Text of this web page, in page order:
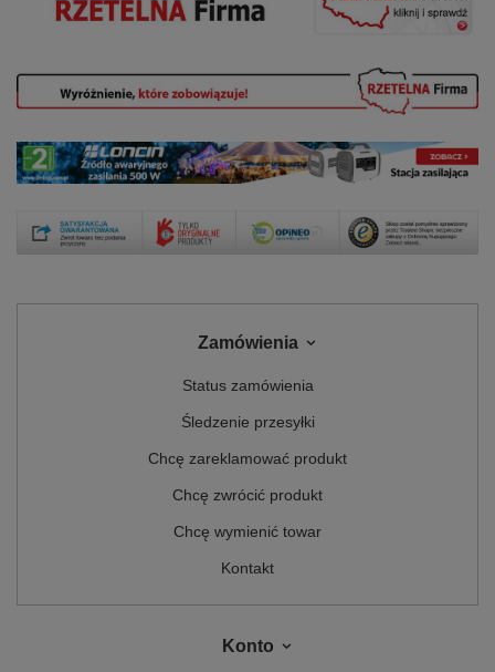
Zamówienia
Status zamówienia
Śledzenie przesyłki
Chcę zareklamować produkt
Chcę zwrócić produkt
Chcę wymienić towar
Kontakt
Konto